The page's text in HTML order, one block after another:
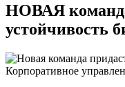
НОВАЯ
устойчивость
Корпоративное